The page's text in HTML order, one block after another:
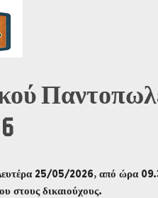
25/05/2026, από ώρα
στους δικαιούχους.